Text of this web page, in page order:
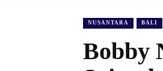
NUSANTARA BALI
Bobby